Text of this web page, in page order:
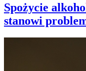
Spożycie
stanowi